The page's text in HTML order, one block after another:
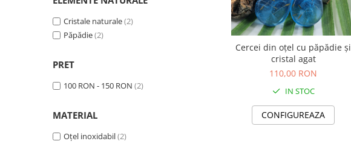
Bijuterii copii
Colier / Pandantiv
Bijuterii argint
Cristale naturale(2)
Păpădie(2)
PRET
100 RON - 150 RON (2)
MATERIAL
Oțel inoxidabil(2)
Cercei din oțel cu păpădie și
cristal agat
110,00 RON
IN STOC
CONFIGUREAZA